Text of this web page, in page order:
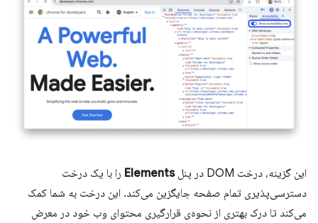
این گزینه، درخت DOM در پنل Elements را با یک درخت
دسترسی‌پذیری تمام صفحه جایگزین می‌کند. این درخت به شما کمک
می‌کند تا درک بهتری از نحوه‌ی قرارگیری محتوای وب خود در معرض